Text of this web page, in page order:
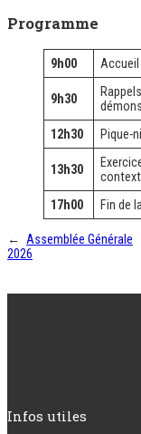
Programme
9h00
9h30
12h30
Pique-
13h30
17h00
Fin de
← Assemblée Générale
2026
Infos utiles